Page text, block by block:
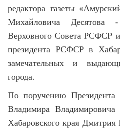
редактора газеты
Михайловича Десятова -
Верховного Совета РСФСР и
президента РСФСР в
замечательных и
города.
По поручению Президента
Владимира
Хабаровского края